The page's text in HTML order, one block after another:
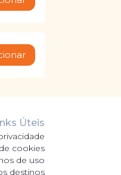
Úteis
cookies
de uso
destinos